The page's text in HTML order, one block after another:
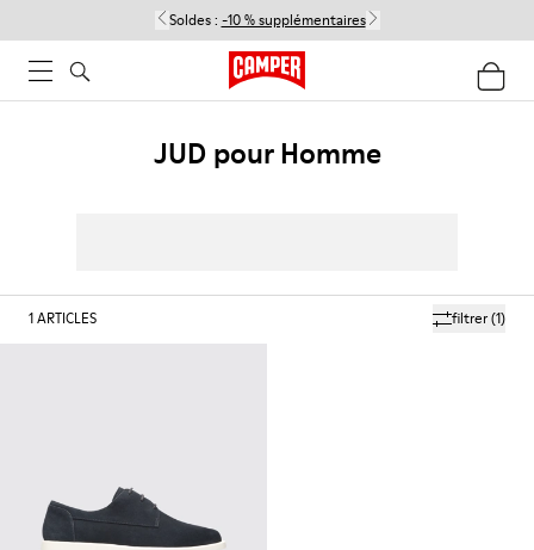
Soldes : -10 % supplémentaires
JUD pour Homme
filtrer(1)
1ARTICLES